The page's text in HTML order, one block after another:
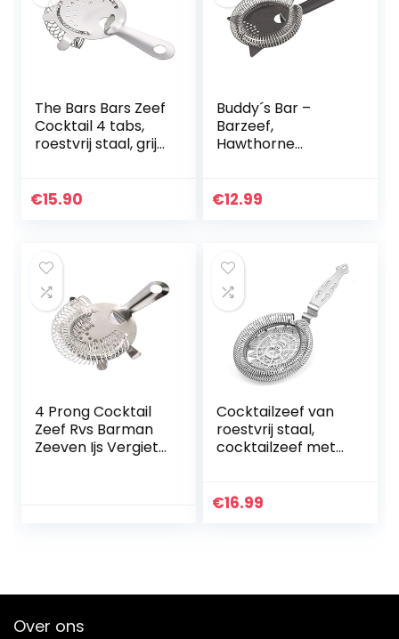
The Bars Bars Zeef
Cocktail 4 tabs,
roestvrij staal, grijs,
€15.90
Buddy´s Bar –
Barzeef,
Hawthorne
zeef voor alle
hoogglans
gepolijst,
vaatwasmachineb
estendig met
afneembare
spiraalveer,
€12.99
4 Prong Cocktail
Zeef Rvs Barman
Zeeven Ijs Vergiet
Cocktailzeef van
roestvrij staal,
cocktailzeef met
€16.99
Over ons